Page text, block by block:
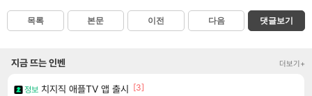
목록 본문 이전 다음 댓글보기
지금 뜨는 인벤 더보기+
정보 치지직 애플TV 앱 출시 [3]